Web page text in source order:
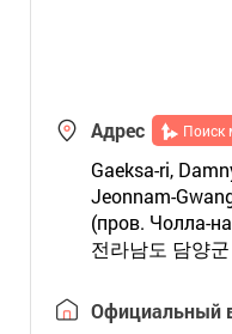
Адрес Поиск
Gaeksa-ri,
Jeonnam-
(пров. Чолла-
전라남도 담양
Официальный